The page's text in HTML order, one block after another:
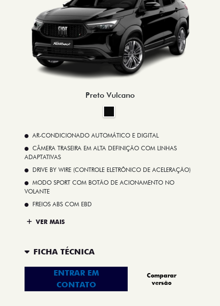
Preto Vulcano
AR-CONDICIONADO AUTOMÁTICO E DIGITAL
CÂMERA TRASEIRA EM ALTA DEFINIÇÃO COM LINHAS
ADAPTATIVAS
DRIVE BY WIRE (CONTROLE ELETRÔNICO DE ACELERAÇÃO)
MODO SPORT COM BOTÃO DE ACIONAMENTO NO
VOLANTE
FREIOS ABS COM EBD
VER MAIS
FICHA TÉCNICA
ENTRAR EM
CONTATO
Comparar
versão